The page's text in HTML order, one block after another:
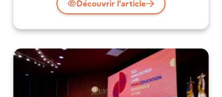
Découvrir l'article